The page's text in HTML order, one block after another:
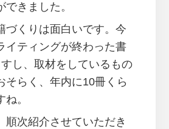
きました。
づくりは面白いです。今
イティングが終わった書
し、取材をしているもの
そらく、年内に10冊くら
。
順次紹介させていただき